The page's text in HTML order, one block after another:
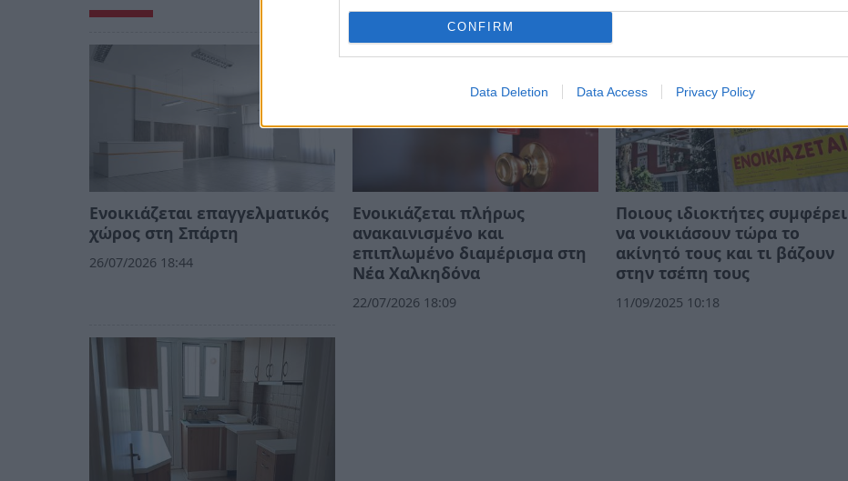
CONFIRM
Data Deletion Data Access Privacy Policy
Ενοικιάζεται επαγγελματικός
χώρος στη Σπάρτη
26/07/2026 18:44
Ενοικιάζεται πλήρως
ανακαινισμένο και
επιπλωμένο διαμέρισμα στη
Νέα Χαλκηδόνα
22/07/2026 18:09
Ποιους ιδιοκτήτες συμφέρει
να νοικιάσουν τώρα το
ακίνητό τους και τι βάζουν
στην τσέπη τους
11/09/2025 10:18